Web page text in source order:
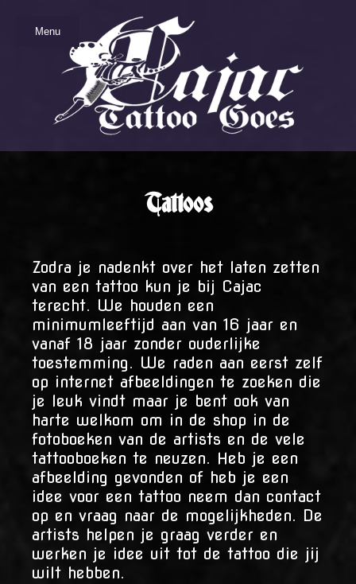
Menu
Tattoos
Zodra je nadenkt over het laten zetten
van een tattoo kun je bij Cajac
terecht. We houden een
minimumleeftijd aan van 16 jaar en
vanaf 18 jaar zonder ouderlijke
toestemming. We raden aan eerst zelf
op internet afbeeldingen te zoeken die
je leuk vindt maar je bent ook van
harte welkom om in de shop in de
fotoboeken van de artists en de vele
tattooboeken te neuzen. Heb je een
afbeelding gevonden of heb je een
idee voor een tattoo neem dan contact
op en vraag naar de mogelijkheden. De
artists helpen je graag verder en
werken je idee uit tot de tattoo die jij
wilt hebben.